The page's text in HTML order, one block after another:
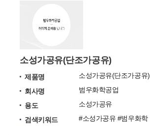
소성가공유(단조가공유)
제품명
소성가공유(단조가공유)
회사명
범우화학공업
용도
소성가공유
검색키워드
#소성가공유 #범우화학